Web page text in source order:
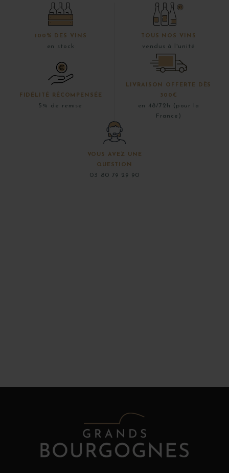
100% DES VINS
en stock
TOUS NOS VINS
vendus à l'unité
FIDÉLITÉ RÉCOMPENSÉE
5% de remise
LIVRAISON OFFERTE DÈS
300€
en 48/72h (pour la
France)
VOUS AVEZ UNE
QUESTION
03 80 79 29 90